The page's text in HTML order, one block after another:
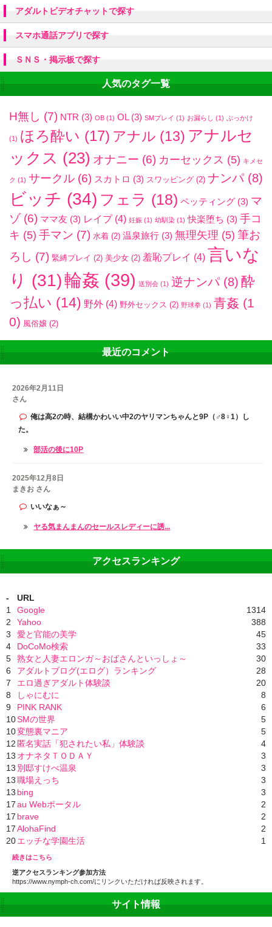
アダルトビデオチャットで探す
スマホ通話アプリで探す
ＳＮＳ・掲示板で探す
人気のタグ一覧
H無し (7) NTR (3) OB (1) OL(3) SMプレイ (1) お漏らし (1) ぶっかけ
(1) ほろ酔い (17) アナル (13) アナルセ
ックス (23) オナニー (6) カーセックス (5) キメセ
ク (1) サークル (6) スカトロ (3) スワッピング (2) ナンパ(8)
ビッチ (34) フェラ (18) ペッティング (3) マ
ゾ(6) ママ友 (3) レイプ(4) 妊娠 (1) 幼馴染 (1) 快楽堕ち (3) 手コ
キ (5) 手マン (7) 水着 (2) 温泉旅行 (3) 無理矢理 (5) 筆お
ろし (7) 緊縛プレイ (2) 美少女 (2) 羞恥プレイ (4) 言いな
り (31)輪姦 (39) 送別会 (1) 逆ナンパ(8) 酔
っ払い (14) 野外 (4) 野外セックス (2) 野球拳 (1) 青姦 (1
0) 風俗嬢 (2)
最近のコメント
2026年2月11日
さん
俺は高2の時、結構かわいい中2のヤリマンちゃんと9P（♂8♀1）し
た。
部活の後に10P
2025年12月8日
まきお さん
いいなぁ～
ヤる気まんまんのセールスレディーに誘...
アクセスランキング
-
URL
1
Google
1314
2
Yahoo
388
3
愛と官能の美学
45
4
DoCoMo検索
33
5
熟女と人妻エロンガ～おばさんといっしょ～
30
6
アダルトブログ(エログ）ランキング
28
7
エロ過ぎアダルト体験談
20
8
しゃにむに
8
9
PINK RANK
6
10SMの世界
5
10変態裏マニア
5
12匿名実話「犯されたい私」体験談
4
13 オナネタＴＯＤＡＹ
3
13 別邸すけべ温泉
3
13職場えっち
3
13 bing
3
17au Webポータル
2
17 brave
2
17AlohaFind
2
20エッチな学園生活 1
続きはこちら
逆アクセスランキング参加方法
https://www.nymph-ch.com/にリンクいただければ反映されます。
サイト情報